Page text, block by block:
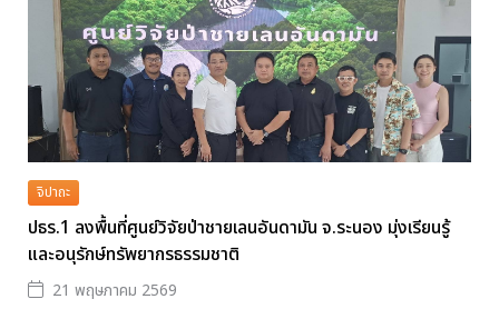
จิปาถะ
ปธร.1 ลงพื้นที่ศูนย์วิจัยป่าชายเลนอันดามัน จ.ระนอง มุ่งเรียนรู้
และอนุรักษ์ทรัพยากรธรรมชาติ
21 พฤษภาคม 2569